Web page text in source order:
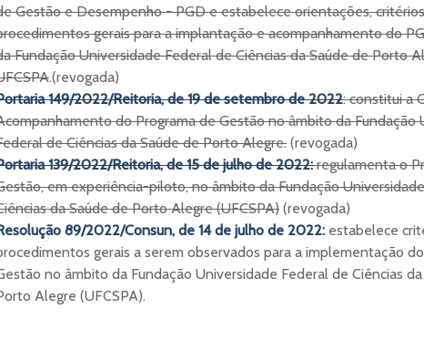
Gestão e Desempenho - PGD e estabelece orientações,
gerais para a implantação e acompanhamento do
Fundação Universidade Federal de Ciências da Saúde de Porto
.(revogada)
149/2022/Reitoria, de 19 de setembro de 2022: constitui a
do Programa de Gestão no âmbito da Fundação
de Ciências da Saúde de Porto Alegre. (revogada)
139/2022/Reitoria, de 15 de julho de 2022: regulamenta o
em experiência-piloto, no âmbito da Fundação
da Saúde de Porto Alegre (UFCSPA) (revogada)
89/2022/Consun, de 14 de julho de 2022: estabelece
gerais a serem observados para a implementação
no âmbito da Fundação Universidade Federal de Ciências
Alegre (UFCSPA).